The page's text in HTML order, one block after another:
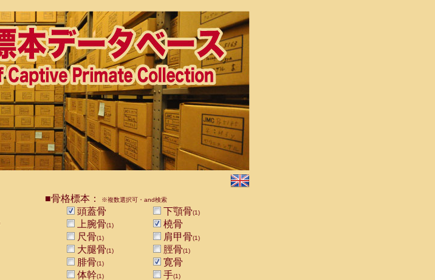
■骨格標本： ※複数選択可・and検索
頭蓋骨 下顎骨(1)
上腕骨(1)
橈骨
尺骨(1) 肩甲骨(1)
大腿骨(1) 脛骨(1)
腓骨(1)
寛骨
体幹(1) 手(1)